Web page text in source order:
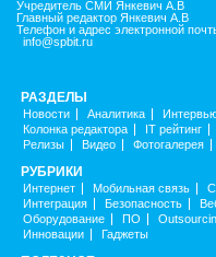
Учредитель СМИ Янкевич А.В
Главный редактор Янкевич А.В
Телефон и адрес электронной
info@spbit.ru
РАЗДЕЛЫ
Новости Аналитика
Колонка редактора
IT рейтинг
Релизы
Видео Фотогалерея
РУБРИКИ
Интернет Мобильная связь
Интеграция
Безопасность
Оборудование
ПО
Инновации
Гаджеты